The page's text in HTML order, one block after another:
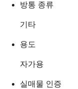
방통 종류
기타
용도
자가용
실매물 인증